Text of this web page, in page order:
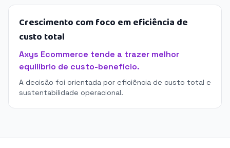
Crescimento com foco em eficiência de
custo total
Axys Ecommerce tende a trazer melhor
equilíbrio de custo-benefício.
A decisão foi orientada por eficiência de custo total e
sustentabilidade operacional.